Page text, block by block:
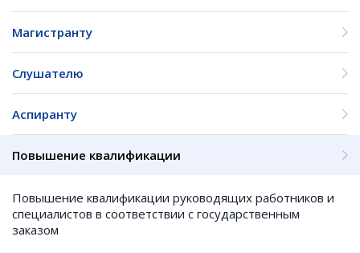
Магистранту
Слушателю
Аспиранту
Повышение квалификации
Повышение квалификации руководящих работников и
специалистов в соответствии с государственным
заказом